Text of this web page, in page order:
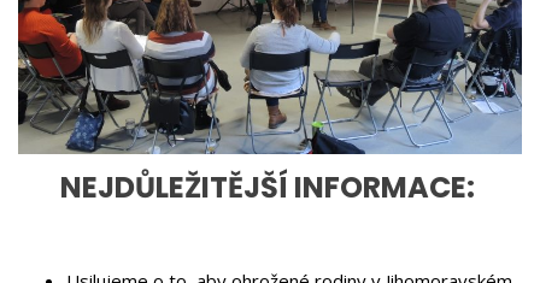
NEJDŮLEŽITĚJŠÍ INFORMACE: